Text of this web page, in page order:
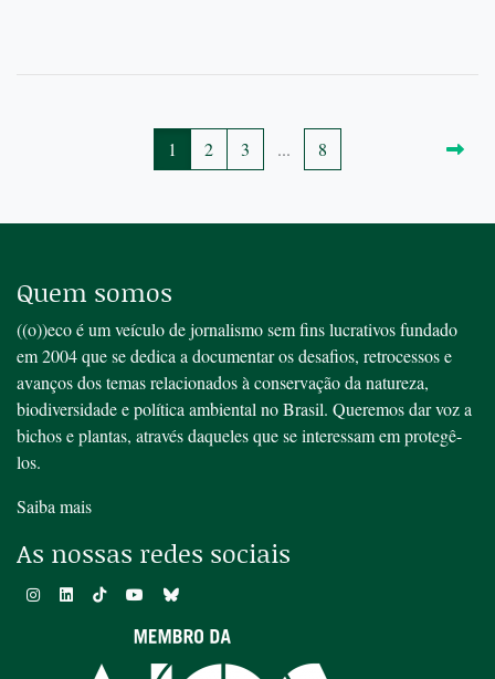
1 2 3 ... 8
Quem somos
((o))eco é um veículo de jornalismo sem fins lucrativos fundado
em 2004 que se dedica a documentar os desafios, retrocessos e
avanços dos temas relacionados à conservação da natureza,
biodiversidade e política ambiental no Brasil. Queremos dar voz a
bichos e plantas, através daqueles que se interessam em protegê-
los.
Saiba mais
As nossas redes sociais